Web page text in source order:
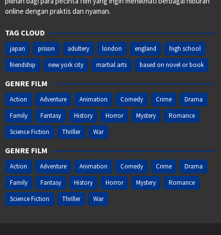
online dengan praktis dan nyaman.
TAG CLOUD
japan prison adultery london england
high school
friendship
new york city martial arts based on novel or book
GENRE FILM
Action Adventure Animation Comedy Crime
Drama
Family
Fantasy History Horror Mystery
Romance
Science Fiction
Thriller War
GENRE FILM
Action Adventure Animation Comedy Crime
Drama
Family
Fantasy History Horror Mystery
Romance
Science Fiction
Thriller War